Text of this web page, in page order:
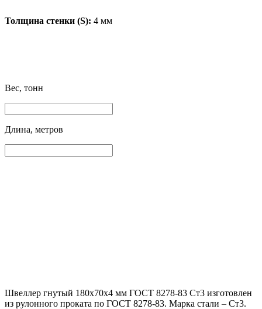
Толщина стенки (S): 4 мм
Вес, тонн
Длина, метров
Швеллер гнутый 180x70x4 мм ГОСТ 8278-83 Ст3 изготовлен
из рулонного проката по ГОСТ 8278-83. Марка стали – Ст3.